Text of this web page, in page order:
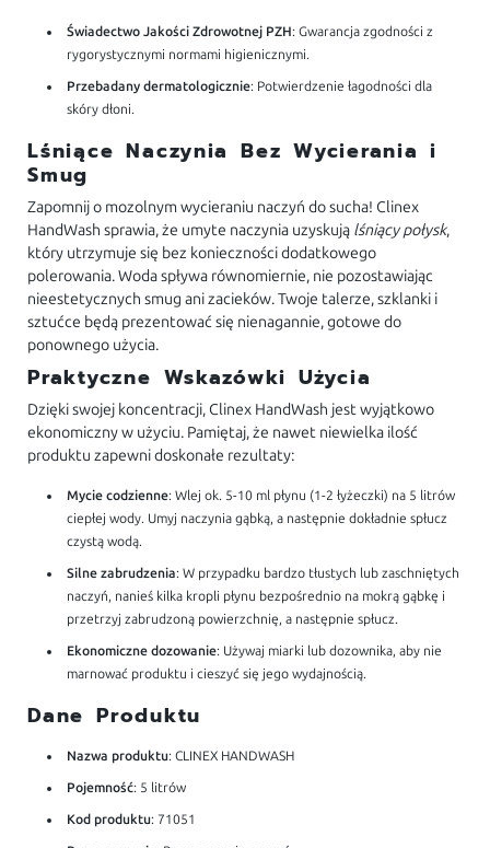
Świadectwo Jakości Zdrowotnej PZH: Gwarancja zgodności z
rygorystycznymi normami higienicznymi.
Przebadany dermatologicznie: Potwierdzenie łagodności dla
skóry dłoni.
Lśniące Naczynia Bez Wycierania i
Smug
Zapomnij o mozolnym wycieraniu naczyń do sucha! Clinex
HandWash sprawia, że umyte naczynia uzyskują lśniący połysk,
który utrzymuje się bez konieczności dodatkowego
polerowania. Woda spływa równomiernie, nie pozostawiając
nieestetycznych smug ani zacieków. Twoje talerze, szklanki i
sztućce będą prezentować się nienagannie, gotowe do
ponownego użycia.
Praktyczne Wskazówki Użycia
Dzięki swojej koncentracji, Clinex HandWash jest wyjątkowo
ekonomiczny w użyciu. Pamiętaj, że nawet niewielka ilość
produktu zapewni doskonałe rezultaty:
Mycie codzienne: Wlej ok. 5-10 ml płynu (1-2 łyżeczki) na 5 litrów
ciepłej wody. Umyj naczynia gąbką, a następnie dokładnie spłucz
czystą wodą.
Silne zabrudzenia: W przypadku bardzo tłustych lub zaschniętych
naczyń, nanieś kilka kropli płynu bezpośrednio na mokrą gąbkę i
przetrzyj zabrudzoną powierzchnię, a następnie spłucz.
Ekonomiczne dozowanie: Używaj miarki lub dozownika, aby nie
marnować produktu i cieszyć się jego wydajnością.
Dane Produktu
Nazwa produktu: CLINEX HANDWASH
Pojemność: 5 litrów
Kod produktu: 71051